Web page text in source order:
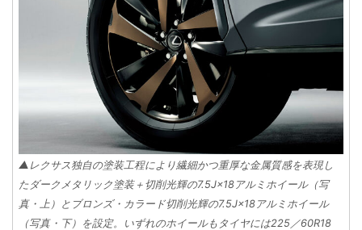
▲レクサス独自の塗装工程により繊細かつ重厚な金属質感を表現し
たダークメタリック塗装＋切削光輝の7.5J×18アルミホイール（写
真・上）とブロンズ・カラード切削光輝の7.5J×18アルミホイール
（写真・下）を設定。いずれのホイールもタイヤには225／60R18